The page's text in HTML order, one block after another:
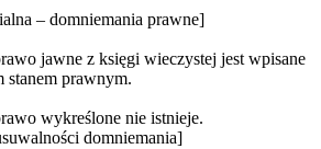
– domniemania prawne]
jawne z księgi wieczystej jest wpisane
stanem prawnym.
wykreślone nie istnieje.
domniemania]